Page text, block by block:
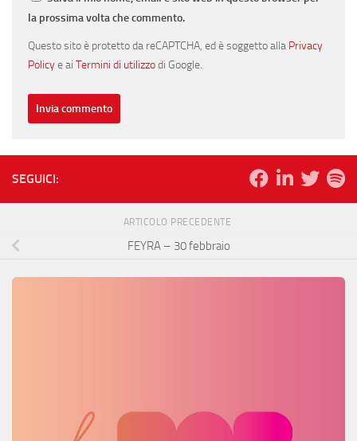
la prossima volta che commento.
Questo sito è protetto da reCAPTCHA, ed è soggetto alla Privacy
Policye ai Termini di utilizzodi Google.
SEGUICI:
ARTICOLO PRECEDENTE
FEYRA – 30 febbraio